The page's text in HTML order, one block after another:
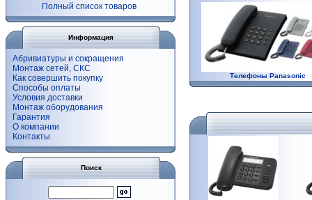
Полный список товаров
Информация
Абривиатуры и сокращения
Монтаж сетей, СКС
Как совершить покупку
Способы оплаты
Условия доставки
Монтаж оборудования
Гарантия
О компании
Контакты
Поиск
Телефоны Panasonic